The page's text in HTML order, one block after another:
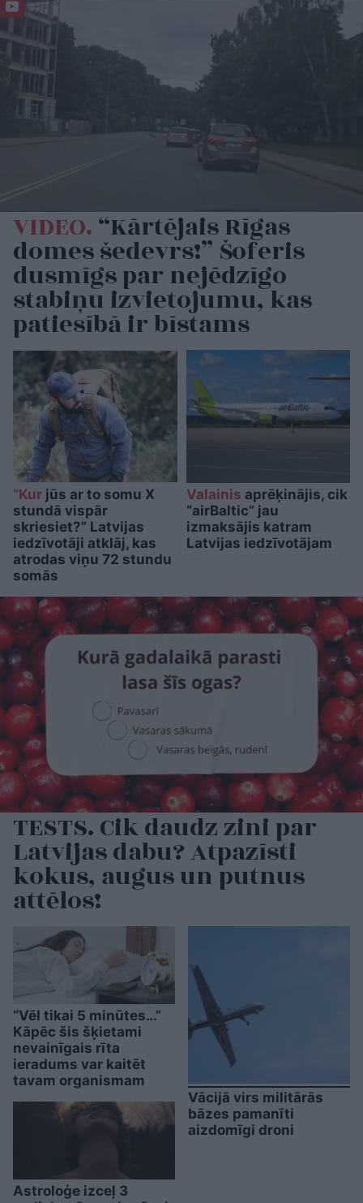
VIDEO.“Kārtējais Rīgas
domes šedevrs!” Šoferis
dusmīgs par nejēdzīgo
stabiņu izvietojumu, kas
patiesībā ir bīstams
“Kur jūs ar to somu X
stundā vispār
skriesiet?” Latvijas
iedzīvotāji atklāj, kas
atrodas viņu 72 stundu
somās
Valainis aprēķinājis, cik
“airBaltic” jau
izmaksājis katram
Latvijas iedzīvotājam
TESTS. Cik daudz zini par
Latvijas dabu? Atpazīsti
kokus, augus un putnus
attēlos!
“Vēl tikai 5 minūtes…”
Kāpēc šis šķietami
nevainīgais rīta
ieradums var kaitēt
tavam organismam
Astroloģe izceļ 3
Vācijā virs militārās
bāzes pamanīti
aizdomīgi droni